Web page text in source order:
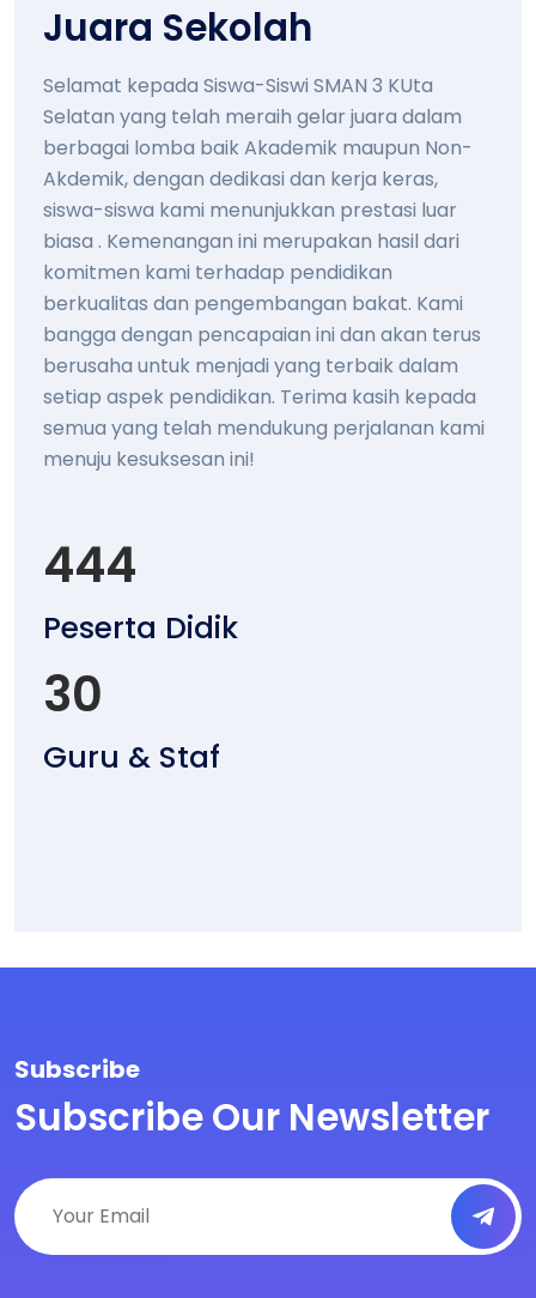
Juara Sekolah
Selamat kepada Siswa-Siswi SMAN 3 KUta
Selatan yang telah meraih gelar juara dalam
berbagai lomba baik Akademik maupun Non-
Akdemik, dengan dedikasi dan kerja keras,
siswa-siswa kami menunjukkan prestasi luar
biasa . Kemenangan ini merupakan hasil dari
komitmen kami terhadap pendidikan
berkualitas dan pengembangan bakat. Kami
bangga dengan pencapaian ini dan akan terus
berusaha untuk menjadi yang terbaik dalam
setiap aspek pendidikan. Terima kasih kepada
semua yang telah mendukung perjalanan kami
menuju kesuksesan ini!
444
Peserta Didik
30
Guru & Staf
Subscribe
Subscribe Our Newsletter